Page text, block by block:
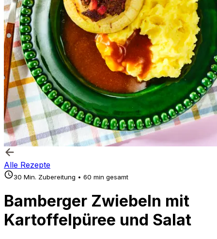
Alle Rezepte
30 Min. Zubereitung • 60 min gesamt
Bamberger Zwiebeln mit
Kartoffelpüree und Salat